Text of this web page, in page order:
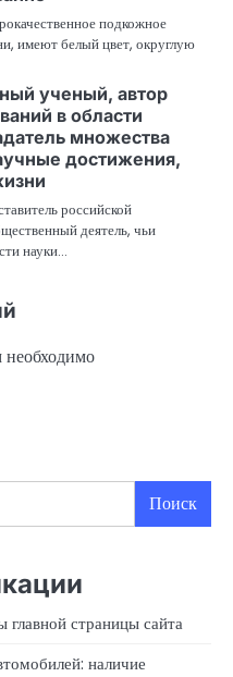
подкожное
имеют белый цвет, округлую
ученый, автор
в области
множества
достижения,
российской
деятель, чьи
науки…
необходимо
Поиск
главной страницы сайта
наличие